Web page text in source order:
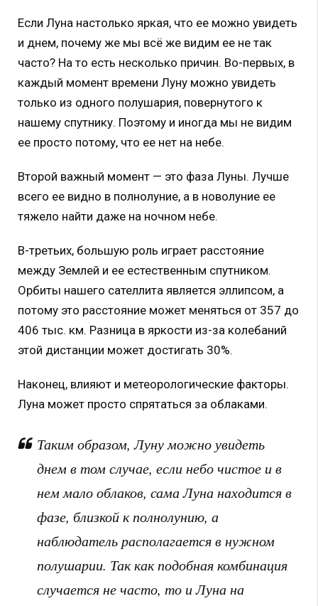
Если Луна настолько яркая, что ее можно увидеть
и днем, почему же мы всё же видим ее не так
часто? На то есть несколько причин. Во-первых, в
каждый момент времени Луну можно увидеть
только из одного полушария, повернутого к
нашему спутнику. Поэтому и иногда мы не видим
ее просто потому, что ее нет на небе.
Второй важный момент — это фаза Луны. Лучше
всего ее видно в полнолуние, а в новолуние ее
тяжело найти даже на ночном небе.
В-третьих, большую роль играет расстояние
между Землей и ее естественным спутником.
Орбиты нашего сателлита является эллипсом, а
потому это расстояние может меняться от 357 до
406 тыс. км. Разница в яркости из-за колебаний
этой дистанции может достигать 30%.
Наконец, влияют и метеорологические факторы.
Луна может просто спрятаться за облаками.
Таким образом, Луну можно увидеть
днем в том случае, если небо чистое и в
нем мало облаков, сама Луна находится в
фазе, близкой к полнолунию, а
наблюдатель располагается в нужном
полушарии. Так как подобная комбинация
случается не часто, то и Луна на